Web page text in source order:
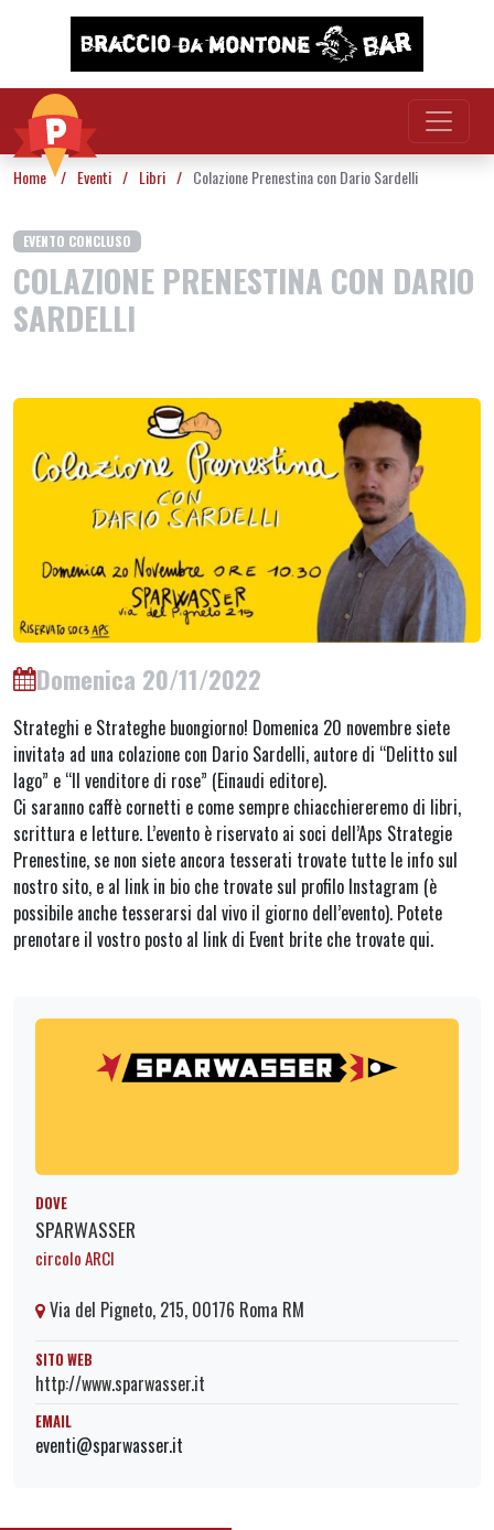
Vai al contenuto
Home / Eventi / Libri / Colazione Prenestina con Dario Sardelli
EVENTO CONCLUSO
COLAZIONE PRENESTINA CON DARIO
SARDELLI
Domenica 20/11/2022
Strateghi e Strateghe buongiorno! Domenica 20 novembre siete
invitatə ad una colazione con Dario Sardelli, autore di “Delitto sul
lago” e “Il venditore di rose” (Einaudi editore).
Ci saranno caffè cornetti e come sempre chiacchiereremo di libri,
scrittura e letture. L’evento è riservato ai soci dell’Aps Strategie
Prenestine, se non siete ancora tesserati trovate tutte le info sul
nostro sito, e al link in bio che trovate sul profilo Instagram (è
possibile anche tesserarsi dal vivo il giorno dell’evento). Potete
prenotare il vostro posto al link di Event brite che trovate qui.
DOVE
SPARWASSER
circolo ARCI
Via del Pigneto, 215, 00176 Roma RM
SITO WEB
http://www.sparwasser.it
EMAIL
eventi@sparwasser.it